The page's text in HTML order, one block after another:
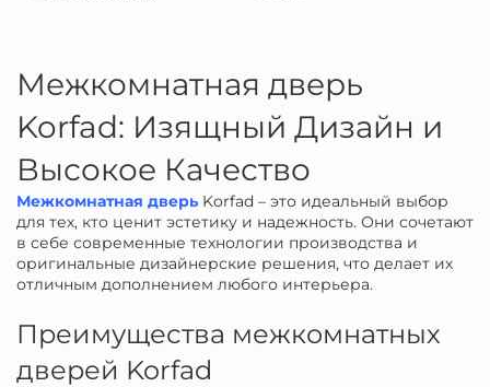
Межкомнатная дверь
Korfad: Изящный Дизайн и
Высокое Качество
Межкомнатная дверь Korfad – это идеальный выбор
для тех, кто ценит эстетику и надежность. Они сочетают
в себе современные технологии производства и
оригинальные дизайнерские решения, что делает их
отличным дополнением любого интерьера.
Преимущества межкомнатных
дверей Korfad